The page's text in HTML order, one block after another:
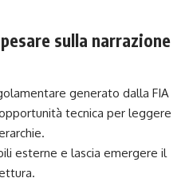
sulla narrazione
generato dalla FIA
tecnica per leggere
esterne e lascia emergere il